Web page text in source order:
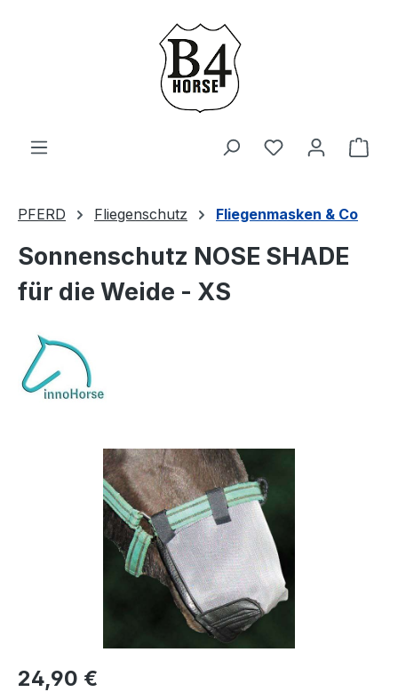
Zum Hauptinhalt springen
Du hast 0
PFERD Fliegenschutz Fliegenmasken & Co
Sonnenschutz NOSE SHADE
für die Weide - XS
Regulärer Preis:
24,90 €